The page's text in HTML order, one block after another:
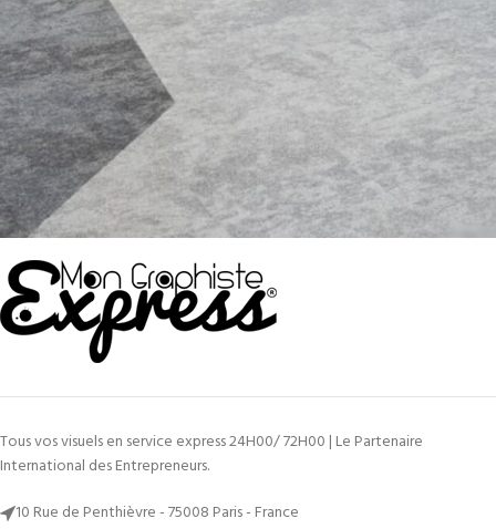
Tous vos visuels en service express 24H00/ 72H00 | Le Partenaire
International des Entrepreneurs.
10 Rue de Penthièvre - 75008 Paris - France